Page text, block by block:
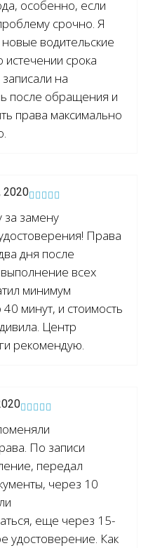
особенно, если
срочно. Я
водительские
срока
на
после обращения и
права максимально
2020
за замену
Права
дня после
всех
минимум
минут, и стоимость
Центр
рекомендую.
По записи
передал
через 10
еще через 15-
удостоверение. Как